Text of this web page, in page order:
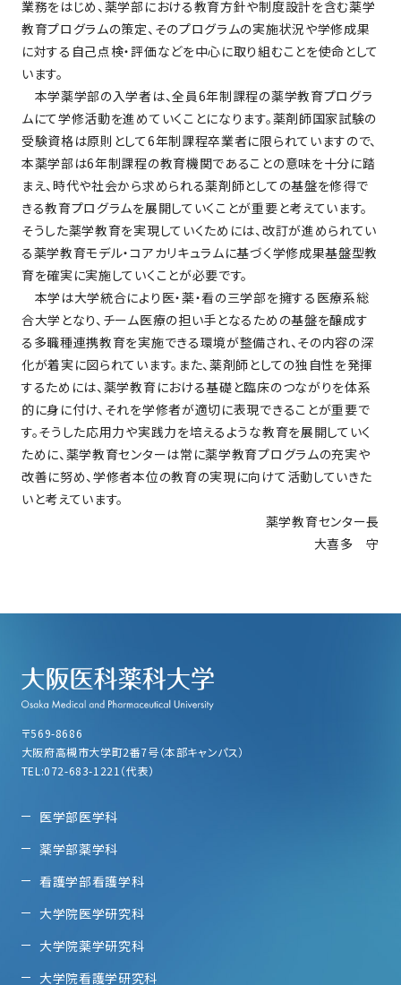
業務をはじめ、薬学部における教育方針や制度設計を含む薬学
教育プログラムの策定、そのプログラムの実施状況や学修成果
に対する自己点検・評価などを中心に取り組むことを使命として
います。
本学薬学部の入学者は、全員6年制課程の薬学教育プログラ
ムにて学修活動を進めていくことになります。薬剤師国家試験の
受験資格は原則として6年制課程卒業者に限られていますので、
本薬学部は6年制課程の教育機関であることの意味を十分に踏
まえ、時代や社会から求められる薬剤師としての基盤を修得で
きる教育プログラムを展開していくことが重要と考えています。
そうした薬学教育を実現していくためには、改訂が進められてい
る薬学教育モデル・コアカリキュラムに基づく学修成果基盤型教
育を確実に実施していくことが必要です。
本学は大学統合により医・薬・看の三学部を擁する医療系総
合大学となり、チーム医療の担い手となるための基盤を醸成す
る多職種連携教育を実施できる環境が整備され、その内容の深
化が着実に図られています。また、薬剤師としての独自性を発揮
するためには、薬学教育における基礎と臨床のつながりを体系
的に身に付け、それを学修者が適切に表現できることが重要で
す。そうした応用力や実践力を培えるような教育を展開していく
ために、薬学教育センターは常に薬学教育プログラムの充実や
改善に努め、学修者本位の教育の実現に向けて活動していきた
いと考えています。
薬学教育センター長
大喜多 守
〒569-8686
大阪府高槻市大学町2番7号（本部キャンパス）
TEL:072-683-1221（代表）
医学部医学科
薬学部薬学科
看護学部看護学科
大学院医学研究科
大学院薬学研究科
大学院看護学研究科